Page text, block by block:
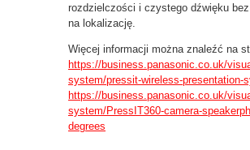
rozdzielczości i czystego dźwięku
na lokalizację.
Więcej informacji można znaleźć na
https://business.panasonic.co.uk/
system/pressit-wireless-presentation-
https://business.panasonic.co.uk/
system/PressIT360-camera-
degrees